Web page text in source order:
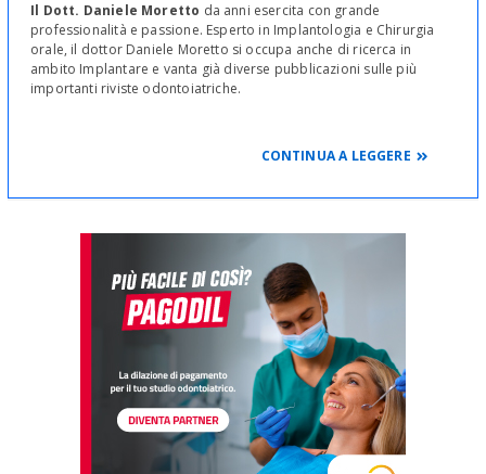
Il Dott. Daniele Moretto da anni esercita con grande
professionalità e passione. Esperto in Implantologia e Chirurgia
orale, il dottor Daniele Moretto si occupa anche di ricerca in
ambito Implantare e vanta già diverse pubblicazioni sulle più
importanti riviste odontoiatriche.
SERVIZI ODONTOIATRICI E CURE DENTALI
Radiografia Ortopanoramica; Igiene e Prevenzione; Sbiancamenti
Endodonzia Meccanica: trattamento computerizzato dei canali
radicolari tramite localizzatore elettronico dell'apice dentale e
motore dedicato; Chirurgia orale di base; Chirurgia orale
avanzata; Estrazione complicata dei Denti del Giudizio (Inclusi e
Semi-inclusi); Sedazione Cosciente con Anestesista e Trattamenti
indolore personalizzati; Implantologia Orale; Implantologia
Computer Assistita; Implantologia Avanzata con Carico Immediato;
Protesi mobile parziale; Protesi mobile Totale; Overdenture su
Impianti (protesi mobile ancorata su impianti); Protesi fissa
tradizionale su denti naturali; Protesi fissa estetica su denti naturali
in Ceramica integrale, in Composito, in Zirconio, in Allumina;
Riabilitazioni di edentulie parziali o totali con ripristino Immediato
CONTINUA A LEGGERE